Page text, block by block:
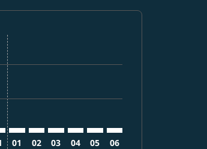
探す
ーを探す
ファーを探す
オファーを探す
オファーを探す
disclaimer. オファーを探す
offers-disclaimer. オファーを探す
offers-disclaimer. オファーを探す
view-offers-disclaimer. オファーを探す
cmp-view-offers-disclaimer. オファーを探
cmp-view-offers-disclaimer. オファー
01 02 03 04 05 06